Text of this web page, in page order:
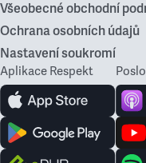
Všeobecné obchodní
Ochrana osobních údajů
Nastavení soukromí
Aplikace Respekt